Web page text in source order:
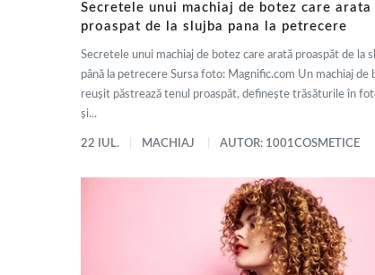
Secretele unui machiaj de botez care arata
proaspat de la slujba pana la petrecere
Secretele unui machiaj de botez care arată proaspăt de la
până la petrecere Sursa foto: Magnific.com Un machiaj de
reușit păstrează tenul proaspăt, definește trăsăturile în
și...
22 IUL. MACHIAJ AUTOR: 1001COSMETICE